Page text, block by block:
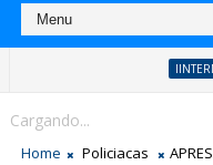
Cargando...
Home Policiacas